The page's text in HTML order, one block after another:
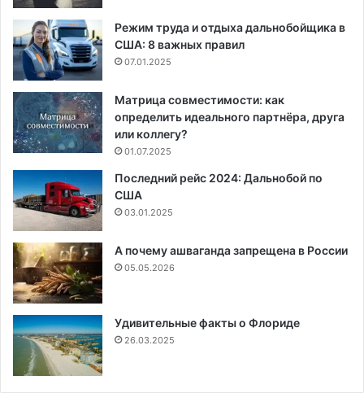
Режим труда и отдыха дальнобойщика в
США: 8 важных правил
07.01.2025
Матрица совместимости: как
определить идеального партнёра, друга
или коллегу?
01.07.2025
Последний рейс 2024: Дальнобой по
США
03.01.2025
А почему ашваганда запрещена в России
05.05.2026
Удивительные факты о Флориде
26.03.2025